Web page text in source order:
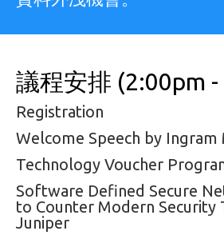
議程安排 (2:00pm
Registration
Welcome Speech by Ingram
Technology Voucher
Software Defined Secure
to Counter Modern Security
Juniper